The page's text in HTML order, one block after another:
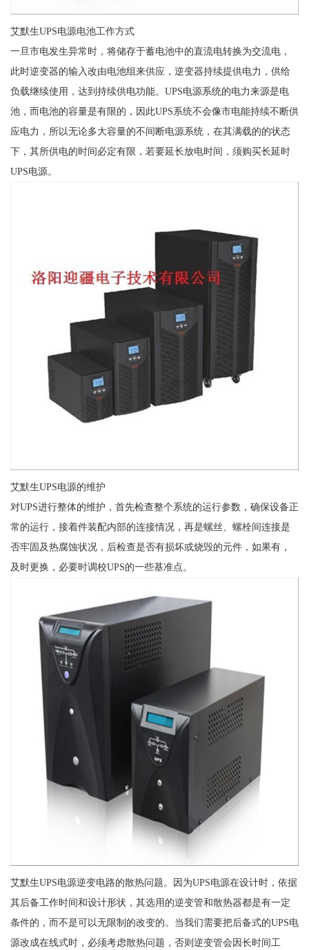
艾默生UPS电源电池工作方式
一旦市电发生异常时，将储存于蓄电池中的直流电转换为交流电，
此时逆变器的输入改由电池组来供应，逆变器持续提供电力，供给
负载继续使用，达到持续供电功能。UPS电源系统的电力来源是电
池，而电池的容量是有限的，因此UPS系统不会像市电能持续不断供
应电力，所以无论多大容量的不间断电源系统，在其满载的的状态
下，其所供电的时间必定有限，若要延长放电时间，须购买长延时
UPS电源。
艾默生UPS电源的维护
对UPS进行整体的维护，首先检查整个系统的运行参数，确保设备正
常的运行，接着件装配内部的连接情况，再是螺丝、螺栓间连接是
否牢固及热腐蚀状况，后检查是否有损坏或烧毁的元件，如果有，
及时更换，必要时调校UPS的一些基准点。
艾默生UPS电源逆变电路的散热问题。因为UPS电源在设计时，依据
其后备工作时间和设计形状，其选用的逆变管和散热器都是有一定
条件的，而不是可以无限制的改变的。当我们需要把后备式的UPS电
源改成在线式时，必须考虑散热问题，否则逆变管会因长时间工